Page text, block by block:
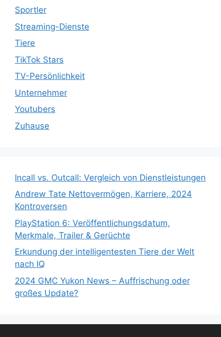
Sportler
Streaming-Dienste
Tiere
TikTok Stars
TV-Persönlichkeit
Unternehmer
Youtubers
Zuhause
Incall vs. Outcall: Vergleich von Dienstleistungen
Andrew Tate Nettovermögen, Karriere, 2024
Kontroversen
PlayStation 6: Veröffentlichungsdatum,
Merkmale, Trailer & Gerüchte
Erkundung der intelligentesten Tiere der Welt
nach IQ
2024 GMC Yukon News – Auffrischung oder
großes Update?